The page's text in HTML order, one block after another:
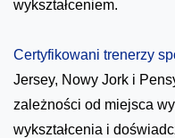
wykształceniem.
Certyfikowani trenerzy
Jersey, Nowy Jork i
zależności od miejsca
wykształcenia i